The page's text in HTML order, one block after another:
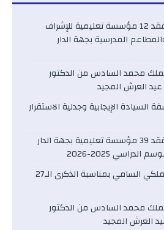
الدكتور نوفل كديلي يتفقد 12 مؤسسة تعليمية للإشراف
المدرسية بجهة الدار
محمد السادس من الدكتور
العرش المجيد
الإيجابية وجدلية الاستقرار
الدكتور نوفل كديلي يتفقد 39 مؤسسة تعليمية بجهة الدار
2025-2026
النص الكامل للخطاب الملكي السامي بمناسبة الذكرى الـ27
محمد السادس من الدكتور
العرش المجيد